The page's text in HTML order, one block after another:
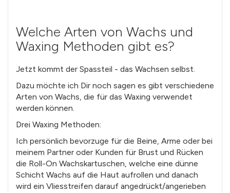
Welche Arten von Wachs und
Waxing Methoden gibt es?
Jetzt kommt der Spassteil - das Wachsen selbst.
Dazu möchte ich Dir noch sagen es gibt verschiedene
Arten von Wachs, die für das Waxing verwendet
werden können.
Drei Waxing Methoden:
Ich persönlich bevorzuge für die Beine, Arme oder bei
meinem Partner oder Kunden für Brust und Rücken
die Roll-On Wachskartuschen, welche eine dünne
Schicht Wachs auf die Haut aufrollen und danach
wird ein Vliesstreifen darauf angedrückt/angerieben